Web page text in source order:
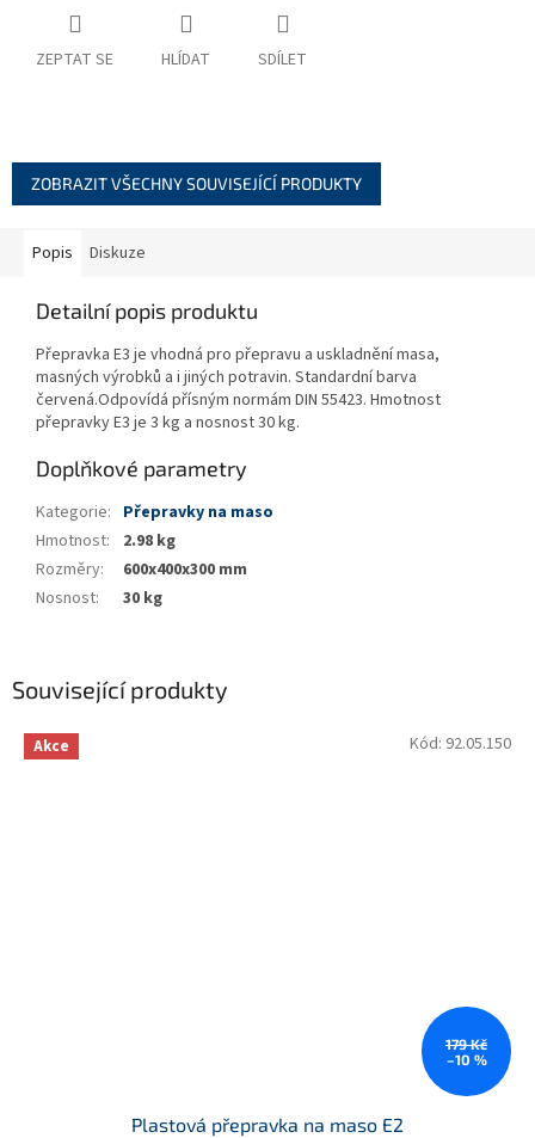
ZEPTAT SE HLÍDAT SDÍLET
Související produkty
Akce
179 Kč
–10 %
Plastová přepravka na maso E2
Kód: 92.05.150
ZOBRAZIT VŠECHNY SOUVISEJÍCÍ PRODUKTY
Popis Diskuze
Detailní popis produktu
Přepravka E3 je vhodná pro přepravu a uskladnění masa,
masných výrobků a i jiných potravin. Standardní barva
červená.Odpovídá přísným normám DIN 55423. Hmotnost
přepravky E3 je 3 kg a nosnost 30 kg.
Doplňkové parametry
Kategorie: Přepravky na maso
Hmotnost:
2.98 kg
Rozměry:
600x400x300 mm
Nosnost: 30 kg